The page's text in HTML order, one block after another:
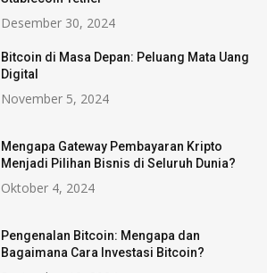
Desember 30, 2024
Bitcoin di Masa Depan: Peluang Mata Uang
Digital
November 5, 2024
Mengapa Gateway Pembayaran Kripto
Menjadi Pilihan Bisnis di Seluruh Dunia?
Oktober 4, 2024
Pengenalan Bitcoin: Mengapa dan
Bagaimana Cara Investasi Bitcoin?